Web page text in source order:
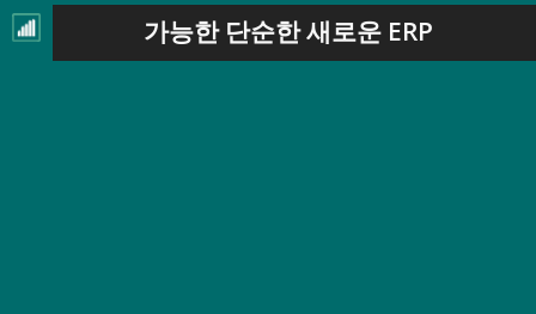
가능한 단순한 새로운 ERP